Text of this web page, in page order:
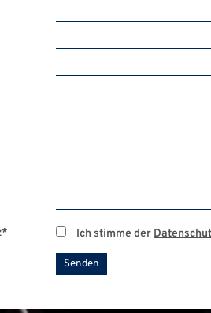
* Ich stimme der